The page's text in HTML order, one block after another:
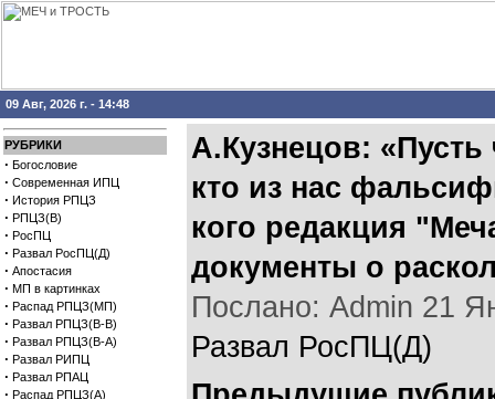
09 Авг, 2026 г. - 14:48
РУБРИКИ
· Богословие
· Современная ИПЦ
· История РПЦЗ
· РПЦЗ(В)
· РосПЦ
· Развал РосПЦ(Д)
· Апостасия
· МП в картинках
· Распад РПЦЗ(МП)
· Развал РПЦЗ(В-В)
· Развал РПЦЗ(В-А)
· Развал РИПЦ
· Развал РПАЦ
· Распад РПЦЗ(А)
А.Кузнецов:
кто из нас
кого редакция
документы о
Послано: Admin 21
Развал РосПЦ(Д)